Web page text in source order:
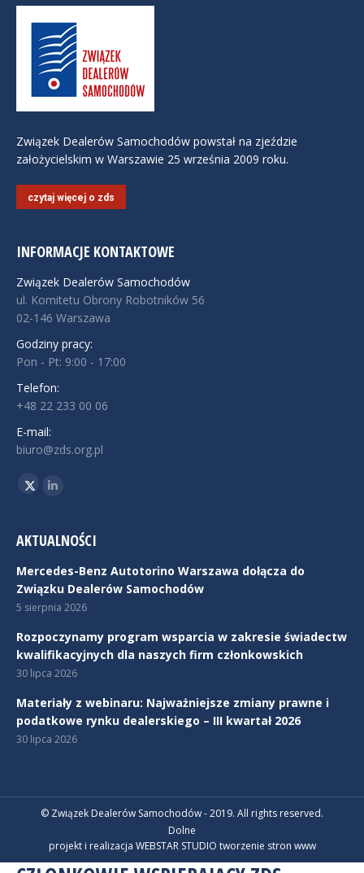
Związek Dealerów Samochodów powstał na zjeździe
założycielskim w Warszawie 25 września 2009 roku.
czytaj więcej o zds
INFORMACJE KONTAKTOWE
Związek Dealerów Samochodów
ul. Komitetu Obrony Robotników 56
02-146 Warszawa
Godziny pracy:
Pon - Pt: 9:00 - 17:00
Telefon:
+48 22 233 00 06
E-mail:
biuro@zds.org.pl
Znajdź nas na:
TwitterLinkedin
AKTUALNOŚCI
Mercedes-Benz Autotorino Warszawa dołącza do
Związku Dealerów Samochodów
5 sierpnia 2026
Rozpoczynamy program wsparcia w zakresie świadectw
kwalifikacyjnych dla naszych firm członkowskich
30 lipca 2026
Materiały z webinaru: Najważniejsze zmiany prawne i
podatkowe rynku dealerskiego – III kwartał 2026
30 lipca 2026
© Związek Dealerów Samochodów - 2019. All rights reserved.
Dolne
projekt i realizacja WEBSTAR STUDIO tworzenie stron www